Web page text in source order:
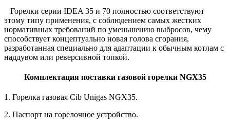
Горелки серии IDEA 35 и 70 полностью соответствуют
этому типу применения, с соблюдением самых жестких
нормативных требований по уменьшению выбросов, чему
способствует концептуально новая голова сгорания,
разработанная специально для адаптации к обычным котлам с
наддувом или реверсивной топкой.
Комплектация поставки газовой горелки NGX35
1. Горелка газовая Cib Unigas NGX35.
2. Паспорт на горелочное устройство.